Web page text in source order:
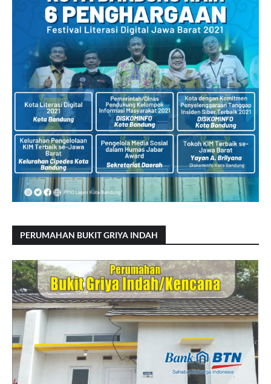
PERUMAHAN BUKIT GRIYA INDAH